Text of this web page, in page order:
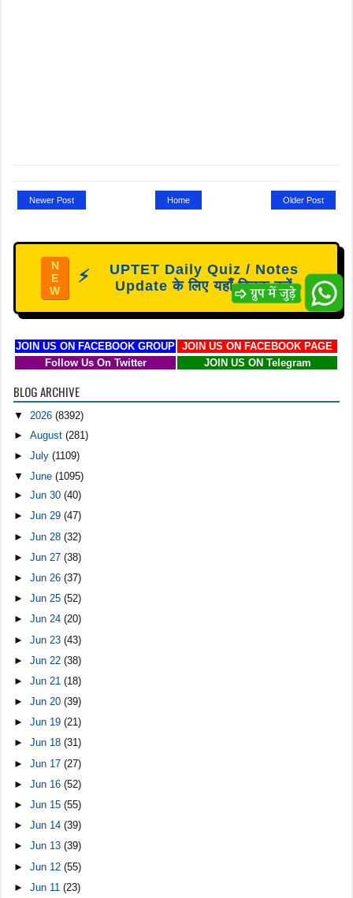
Newer Post Older Post
Home
N
E
W
⚡
UPTET Daily Quiz / Notes
Update के लिए यहाँ क्लिक करें
JOIN US ON FACEBOOK GROUP
JOIN US ON FACEBOOK PAGE
Follow Us On Twitter
JOIN US ON Telegram
BLOG ARCHIVE
▼2026(8392)
►August(281)
►July(1109)
▼June(1095)
►Jun 30(40)
►Jun 29(47)
►Jun 28(32)
►Jun 27(38)
►Jun 26(37)
►Jun 25(52)
►Jun 24(20)
►Jun 23(43)
►Jun 22(38)
►Jun 21(18)
►Jun 20(39)
►Jun 19(21)
►Jun 18(31)
►Jun 17(27)
►Jun 16(52)
►Jun 15(55)
►Jun 14(39)
►Jun 13(39)
►Jun 12(55)
►Jun 11(23)